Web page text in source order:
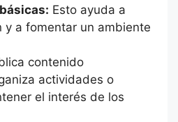
Esto ayuda a
y a fomentar un ambiente
contenido
actividades o
el interés de los